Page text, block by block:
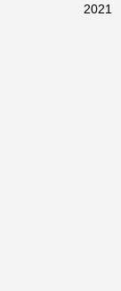
2021